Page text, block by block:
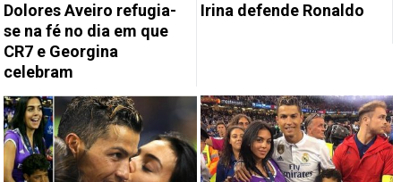
Dolores Aveiro refugia-
se na fé no dia em que
CR7 e Georgina
celebram
Irina defende Ronaldo